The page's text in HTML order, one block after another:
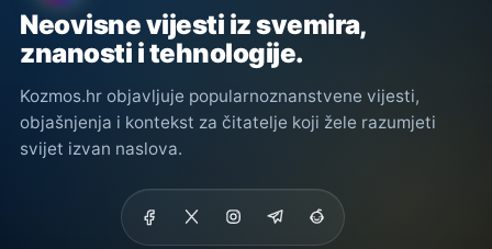
Neovisne vijesti iz svemira,
znanosti i tehnologije.
Kozmos.hr objavljuje popularnoznanstvene vijesti,
objašnjenja i kontekst za čitatelje koji žele razumjeti
svijet izvan naslova.